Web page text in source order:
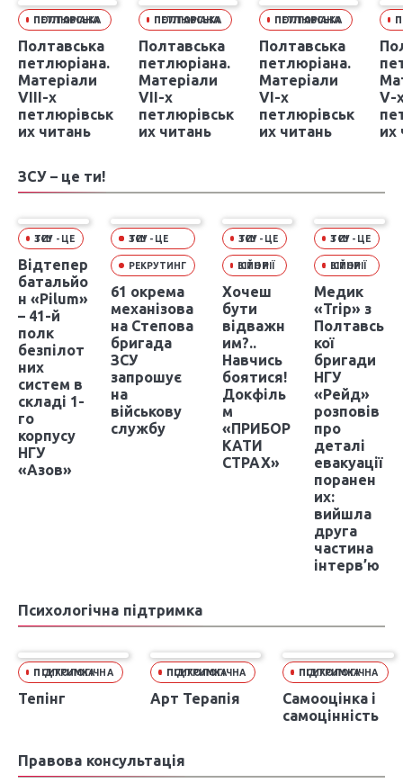
ПОЛТАВСЬКА ПЕТЛЮРІАНА
Полтавська
петлюріана.
Матеріали
VIІІ-х
петлюрівськ
их читань
ПОЛТАВСЬКА ПЕТЛЮРІАНА
Полтавська
петлюріана.
Матеріали
VІІ-х
петлюрівськ
их читань
ПОЛТАВСЬКА ПЕТЛЮРІАНА
Полтавська
петлюріана.
Матеріали
VІ-х
петлюрівськ
их читань
V-
их
ЗСУ – це ти!
ЗСУ - ЦЕ ТИ!
Відтепер
батальйо
н «Pilum»
– 41-й
полк
безпілот
них
систем в
складі 1-
го
корпусу
НГУ
«Азов»
ЗСУ - ЦЕ ТИ!
РЕКРУТИНГ
61 окрема
механізова
на Степова
бригада
ЗСУ
запрошує
на
військову
службу
ЗСУ - ЦЕ ТИ!
ІСТОРІЇ ВІЙНИ
Хочеш
бути
відважн
им?..
Навчись
боятися!
Докфіль
м
«ПРИБОР
КАТИ
СТРАХ»
ЗСУ - ЦЕ ТИ!
ІСТОРІЇ ВІЙНИ
Медик
«Trip» з
Полтавсь
кої
бригади
НГУ
«Рейд»
розповів
про
деталі
евакуації
поранен
их:
вийшла
друга
частина
інтерв’ю
Психологічна підтримка
ПСИХОЛОГІЧНА ПІДТРИМКА
Тепінг
ПСИХОЛОГІЧНА ПІДТРИМКА
Арт Терапія
ПСИХОЛОГІЧНА ПІДТРИМКА
Самооцінка і
самоцінність
Правова консультація